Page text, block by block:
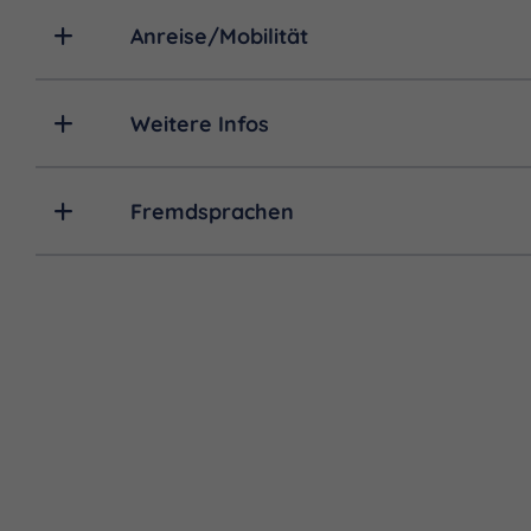
Anreise/Mobilität
Weitere Infos
Fremdsprachen